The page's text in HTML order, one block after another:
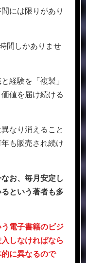
には限りがあり
間しかありませ
経験を「複製」
値を届け続ける
なり消えること
も販売され続け
お、毎月安定し
という著者も多
電子書籍のビジ
しなければなら
に異なるので